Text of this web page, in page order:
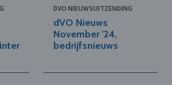
DVO NIEUWSUITZENDING
dVO Nieuws
November '24,
bedrijfsnieuws